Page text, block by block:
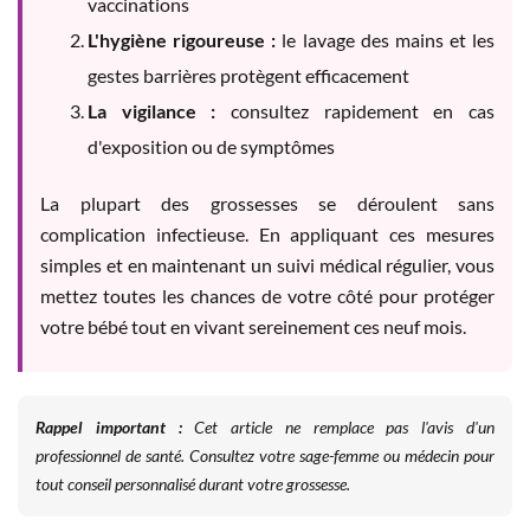
L'hygiène rigoureuse : le lavage des mains et les
gestes barrières protègent efficacement
La vigilance : consultez rapidement en cas
d'exposition ou de symptômes
La plupart des grossesses se déroulent sans
complication infectieuse. En appliquant ces mesures
simples et en maintenant un suivi médical régulier, vous
mettez toutes les chances de votre côté pour protéger
votre bébé tout en vivant sereinement ces neuf mois.
Rappel important :Cet article ne remplace pas l'avis d'un
professionnel de santé. Consultez votre sage-femme ou médecin pour
tout conseil personnalisé durant votre grossesse.